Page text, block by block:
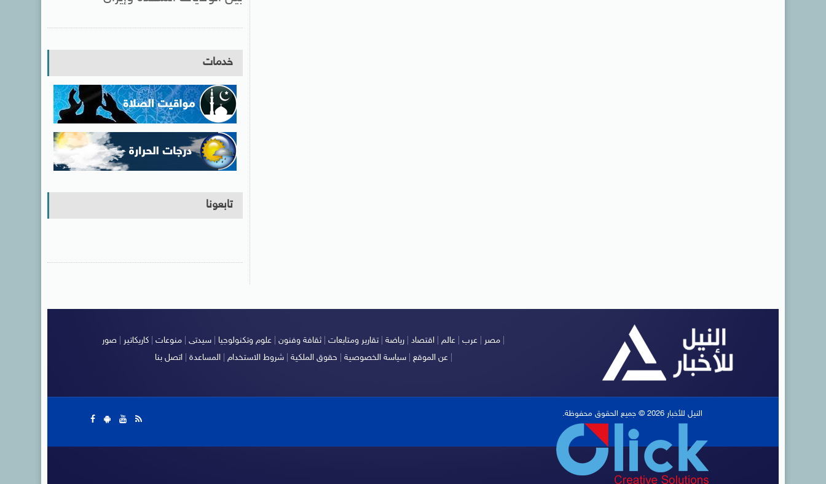
خدمات
تابعونا
مصر عرب عالم اقتصاد رياضة |تقارير ومتابعات |ثقافة وفنون علوم وتكنولوجيا سيدتى منوعات كاريكاتير صور
عن الموقع |سياسة الخصوصية حقوق الملكية |شروط الاستخدام |المساعدة |اتصل بنا |
النيل للأخبار 2026 © جميع الحقوق محفوظة.